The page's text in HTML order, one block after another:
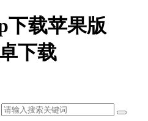
下载苹果版
下载